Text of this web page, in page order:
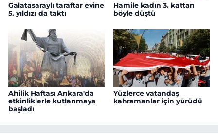
Galatasaraylı taraftar evine
5. yıldızı da taktı
Hamile kadın 3. kattan
böyle düştü
Ahilik Haftası Ankara'da
etkinliklerle kutlanmaya
başladı
Yüzlerce vatandaş
kahramanlar için yürüdü